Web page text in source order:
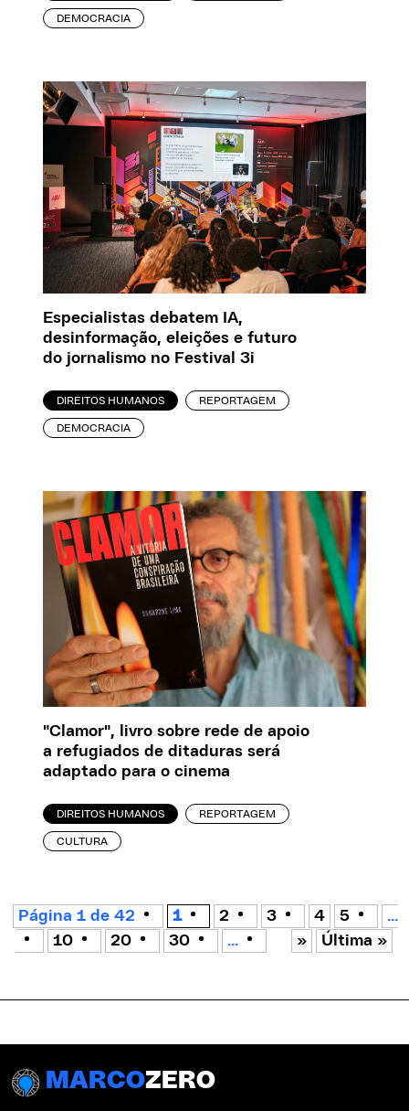
DEMOCRACIA
Especialistas debatem IA,
desinformação, eleições e futuro
do jornalismo no Festival 3i
DIREITOS HUMANOS REPORTAGEM
DEMOCRACIA
"Clamor", livro sobre rede de apoio
a refugiados de ditaduras será
adaptado para o cinema
DIREITOS HUMANOS REPORTAGEM
CULTURA
Página 1 de 42 1 2 3 4 5
...
10
20 30 ... » Última »
MARCOZERO